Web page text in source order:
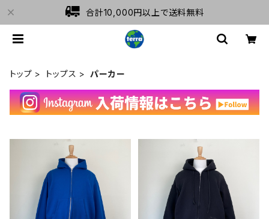
合計10,000円以上で送料無料
トップ トップス パーカー